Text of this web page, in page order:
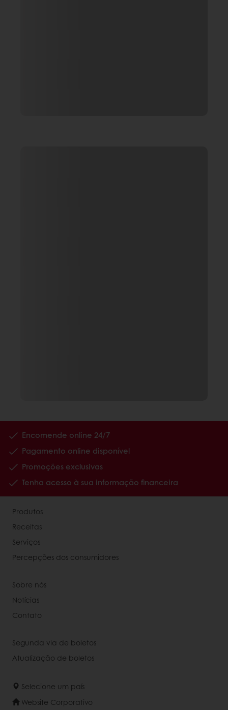
Encomende online 24/7
Pagamento online disponível
Promoções exclusivas
Tenha acesso à sua informação financeira
Produtos
Receitas
Serviços
Percepções dos consumidores
Sobre nós
Notícias
Contato
Segunda via de boletos
Atualização de boletos
Selecione um país
Website Corporativo